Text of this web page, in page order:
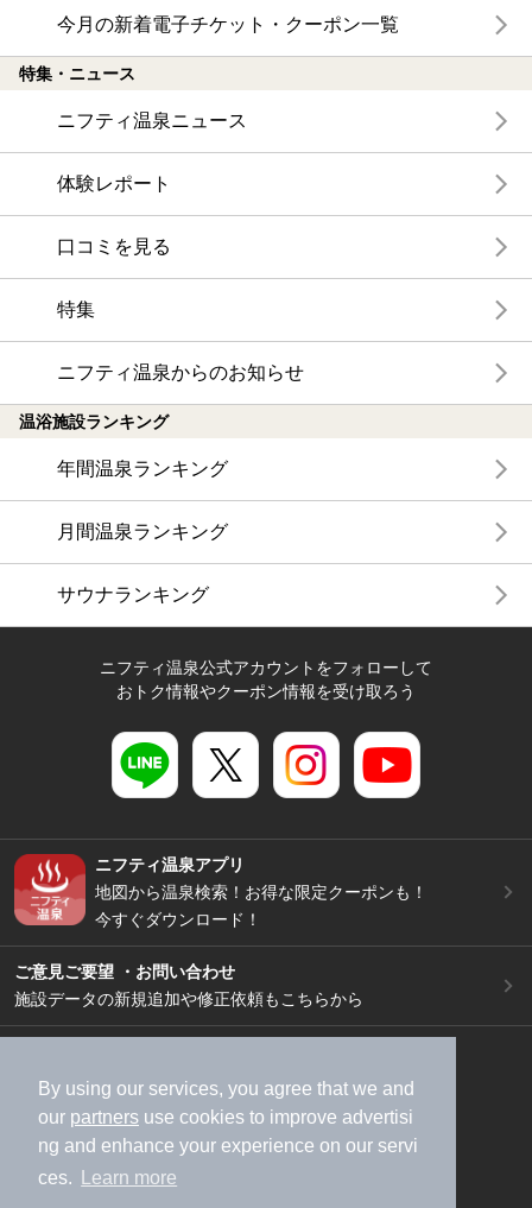
By using our services, you agree that we and
our partners use cookies to improve advertisi
ng and enhance your experience on our servi
ces.
Learn more
今月の新着電子チケット・クーポン一覧
特集・ニュース
ニフティ温泉ニュース
体験レポート
口コミを見る
特集
ニフティ温泉からのお知らせ
温浴施設ランキング
年間温泉ランキング
月間温泉ランキング
サウナランキング
ニフティ温泉公式アカウントをフォローして
おトク情報やクーポン情報を受け取ろう
ニフティ温泉アプリ
地図から温泉検索！お得な限定クーポンも！
今すぐダウンロード！
ご意見ご要望 ・お問い合わせ
施設データの新規追加や修正依頼もこちらから
加盟店募集（資料請求）
広告出稿のご案内
利用規約
ライフスタイルMEMBERS+規約
特定商取引法に基づく表記
ヘルプ
採用情報
運営会社